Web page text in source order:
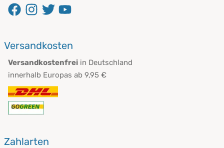
Versandkosten
Versandkostenfrei in Deutschland
innerhalb Europas ab 9,95 €
Zahlarten